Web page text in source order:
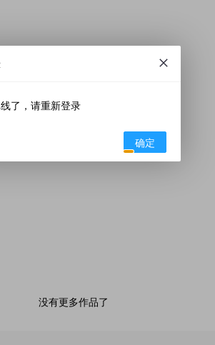
没有更多作品了
了，请重新登录
确定